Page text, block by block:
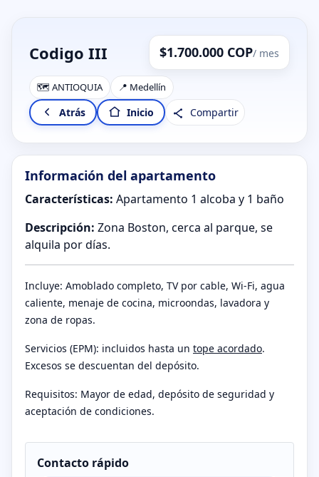
Codigo III $1.700.000 COP/ mes
🗺️ ANTIOQUIA 📍 Medellín
Atrás Inicio Compartir
Información del apartamento
Características: Apartamento 1 alcoba y 1 baño
Descripción: Zona Boston, cerca al parque, se
alquila por días.
Incluye: Amoblado completo, TV por cable, Wi-Fi, agua
caliente, menaje de cocina, microondas, lavadora y
zona de ropas.
Servicios (EPM): incluidos hasta un tope acordado.
Excesos se descuentan del depósito.
Requisitos: Mayor de edad, depósito de seguridad y
aceptación de condiciones.
Contacto rápido